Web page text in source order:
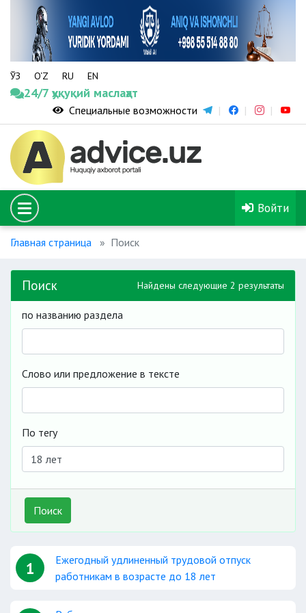
ЎЗ O‘Z RU EN
24/7 ҳуқуқий маслаҳат
Специальные возможности
Войти
Главная страница Поиск
Поиск Найдены следующие 2 результаты
по названию раздела
Слово или предложение в тексте
По тегу
Поиск
1
Ежегодный удлиненный трудовой отпуск
работникам в возрасте до 18 лет